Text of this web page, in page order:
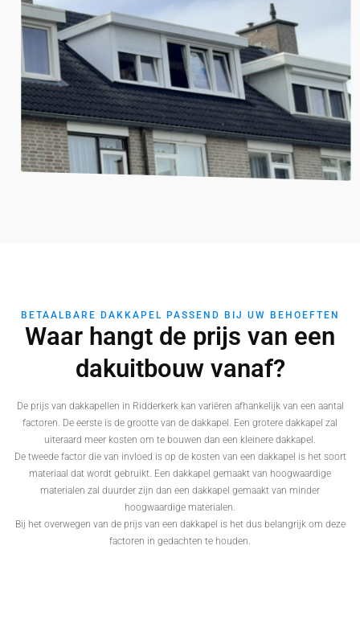
BETAALBARE DAKKAPEL PASSEND BIJ UW BEHOEFTEN
Waar hangt de prijs van een
dakuitbouw vanaf?
De prijs van dakkapellen in Ridderkerk kan variëren afhankelijk van een aantal
factoren. De eerste is de grootte van de dakkapel. Een grotere dakkapel zal
uiteraard meer kosten om te bouwen dan een kleinere dakkapel.
De tweede factor die van invloed is op de kosten van een dakkapel is het soort
materiaal dat wordt gebruikt. Een dakkapel gemaakt van hoogwaardige
materialen zal duurder zijn dan een dakkapel gemaakt van minder
hoogwaardige materialen.
Bij het overwegen van de prijs van een dakkapel is het dus belangrijk om deze
factoren in gedachten te houden.